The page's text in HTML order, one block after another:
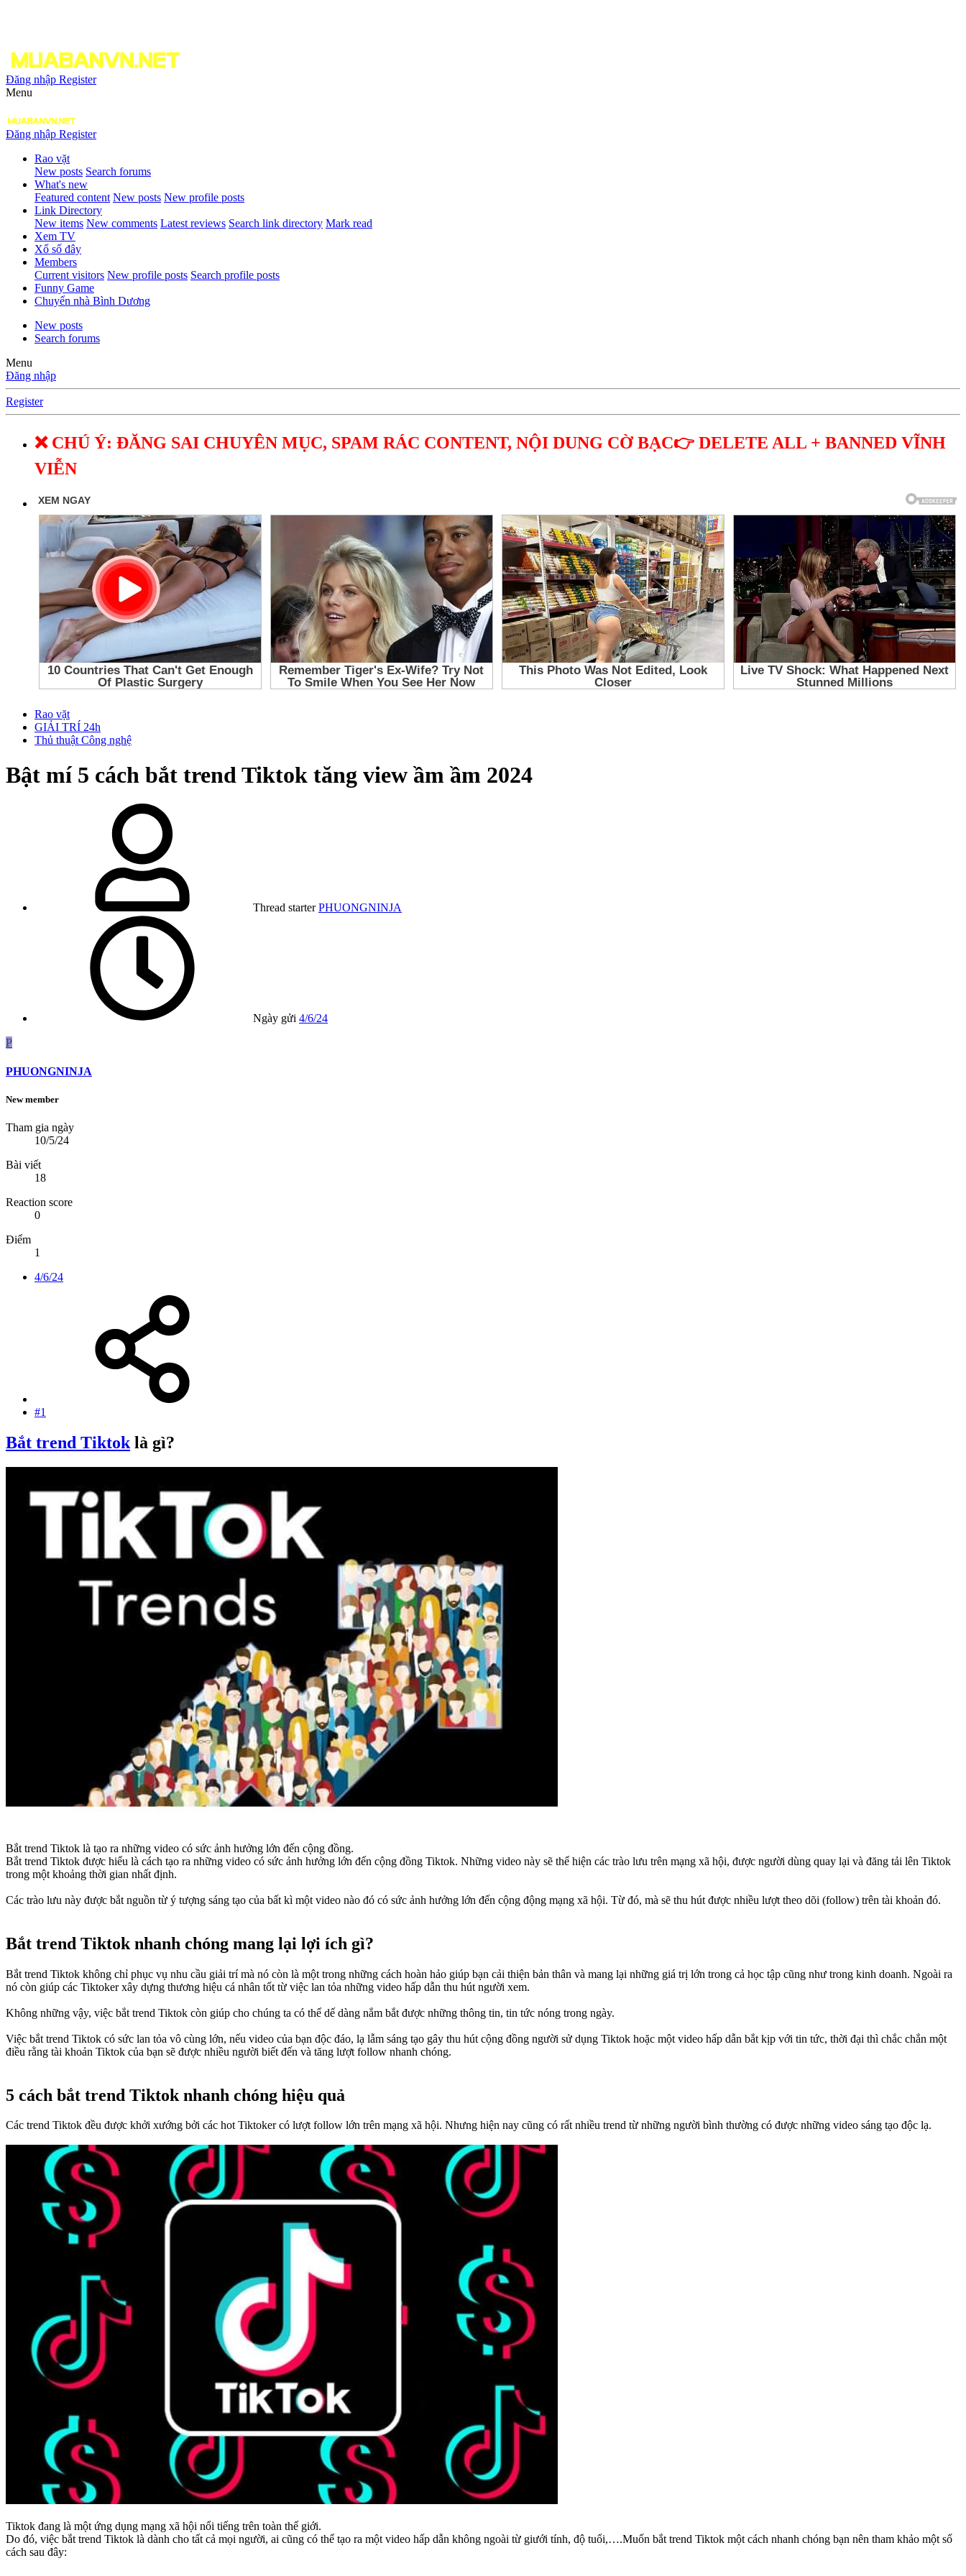
Đăng nhập Register
Menu
Đăng nhập Register
Rao vặt
New posts Search forums
What's new
Featured content New posts New profile posts
Link Directory
New items New comments Latest reviews Search link directory Mark read
Xem TV
Xổ số đây
Members
Current visitors New profile posts Search profile posts
Funny Game
Chuyển nhà Bình Dương
New posts
Search forums
Menu
Đăng nhập
Register
❌ CHÚ Ý: ĐĂNG SAI CHUYÊN MỤC, SPAM RÁC CONTENT, NỘI DUNG CỜ BẠC👉 DELETE ALL + BANNED VĨNH
VIỄN
Rao vặt
GIẢI TRÍ 24h
Thủ thuật Công nghệ
Bật mí 5 cách bắt trend Tiktok tăng view ầm ầm 2024
Thread starter PHUONGNINJA
Ngày gửi 4/6/24
P
PHUONGNINJA
New member
Tham gia ngày
10/5/24
Bài viết
18
Reaction score
0
Điểm
1
4/6/24
#1
Bắt trend Tiktok là gì?​
Bắt trend Tiktok là tạo ra những video có sức ảnh hưởng lớn đến cộng đồng.
Bắt trend Tiktok được hiểu là cách tạo ra những video có sức ảnh hưởng lớn đến cộng đồng Tiktok. Những video này sẽ thể hiện các trào lưu trên mạng xã hội, được người dùng quay lại và đăng tải lên Tiktok
trong một khoảng thời gian nhất định.
Các trào lưu này được bắt nguồn từ ý tượng sáng tạo của bất kì một video nào đó có sức ảnh hưởng lớn đến cộng động mạng xã hội. Từ đó, mà sẽ thu hút được nhiều lượt theo dõi (follow) trên tài khoản đó.
Bắt trend Tiktok nhanh chóng mang lại lợi ích gì?​
Bắt trend Tiktok không chỉ phục vụ nhu cầu giải trí mà nó còn là một trong những cách hoàn hảo giúp bạn cải thiện bản thân và mang lại những giá trị lớn trong cả học tập cũng như trong kinh doanh. Ngoài ra
nó còn giúp các Tiktoker xây dựng thương hiệu cá nhân tốt từ việc lan tỏa những video hấp dẫn thu hút người xem.
Không những vậy, việc bắt trend Tiktok còn giúp cho chúng ta có thể dế dàng nắm bắt được những thông tin, tin tức nóng trong ngày.
Việc bắt trend Tiktok có sức lan tỏa vô cùng lớn, nếu video của bạn độc đáo, lạ lẫm sáng tạo gây thu hút cộng đồng người sử dụng Tiktok hoặc một video hấp dẫn bắt kịp với tin tức, thời đại thì chắc chắn một
điều rằng tài khoản Tiktok của bạn sẽ được nhiều người biết đến và tăng lượt follow nhanh chóng.
5 cách bắt trend Tiktok nhanh chóng hiệu quả​
Các trend Tiktok đều được khởi xướng bởi các hot Tiktoker có lượt follow lớn trên mạng xã hội. Nhưng hiện nay cũng có rất nhiều trend từ những người bình thường có được những video sáng tạo độc lạ.
Tiktok đang là một ứng dụng mạng xã hội nổi tiếng trên toàn thế giới.
Do đó, việc bắt trend Tiktok là dành cho tất cả mọi người, ai cũng có thể tạo ra một video hấp dẫn không ngoài từ giưới tính, độ tuổi,….Muốn bắt trend Tiktok một cách nhanh chóng bạn nên tham khảo một số
cách sau đây: